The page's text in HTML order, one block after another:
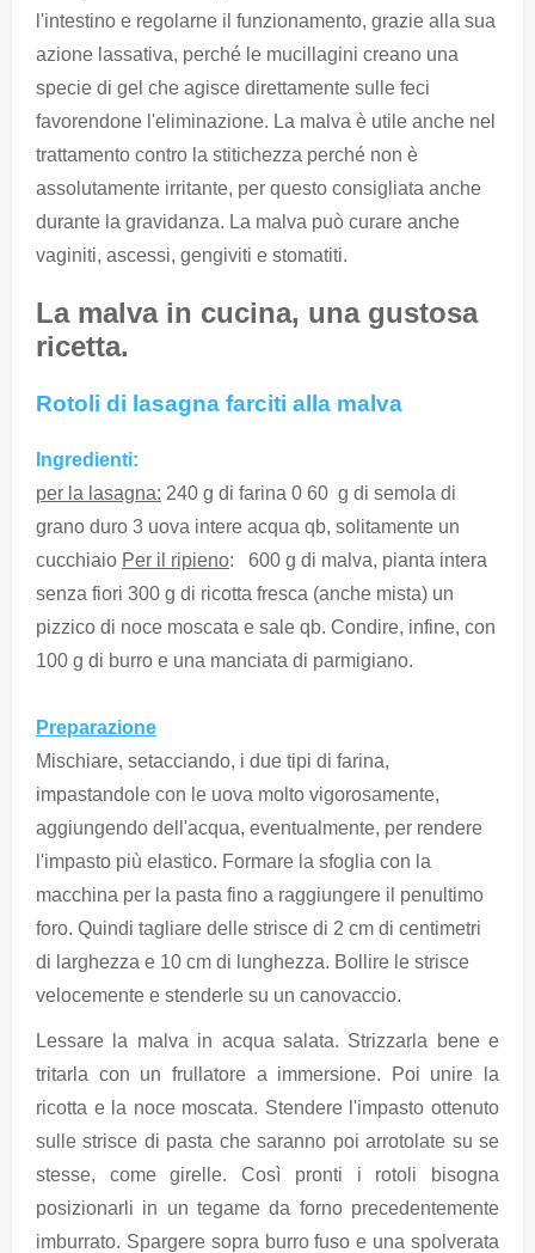
l'intestino e regolarne il funzionamento, grazie alla sua
azione lassativa, perché le mucillagini creano una
specie di gel che agisce direttamente sulle feci
favorendone l'eliminazione. La malva è utile anche nel
trattamento contro la stitichezza perché non è
assolutamente irritante, per questo consigliata anche
durante la gravidanza. La malva può curare anche
vaginiti, ascessi, gengiviti e stomatiti.
La malva in cucina, una gustosa
ricetta.
Rotoli di lasagna farciti alla malva
Ingredienti:
per la lasagna: 240 g di farina 0 60 g di semola di
grano duro 3 uova intere acqua qb, solitamente un
cucchiaio Per il ripieno: 600 g di malva, pianta intera
senza fiori 300 g di ricotta fresca (anche mista) un
pizzico di noce moscata e sale qb. Condire, infine, con
100 g di burro e una manciata di parmigiano.
Preparazione
Mischiare, setacciando, i due tipi di farina,
impastandole con le uova molto vigorosamente,
aggiungendo dell'acqua, eventualmente, per rendere
l'impasto più elastico. Formare la sfoglia con la
macchina per la pasta fino a raggiungere il penultimo
foro. Quindi tagliare delle strisce di 2 cm di centimetri
di larghezza e 10 cm di lunghezza. Bollire le strisce
velocemente e stenderle su un canovaccio.
Lessare la malva in acqua salata. Strizzarla bene e
tritarla con un frullatore a immersione. Poi unire la
ricotta e la noce moscata. Stendere l'impasto ottenuto
sulle strisce di pasta che saranno poi arrotolate su se
stesse, come girelle. Così pronti i rotoli bisogna
posizionarli in un tegame da forno precedentemente
imburrato. Spargere sopra burro fuso e una spolverata